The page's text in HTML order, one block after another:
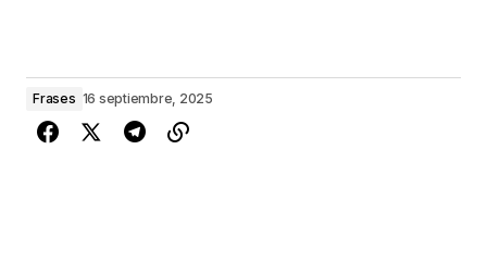
Frases 16 septiembre, 2025